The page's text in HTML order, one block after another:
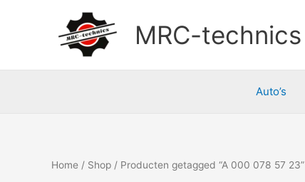
MRC-technics
Auto’s
Home / Shop / Producten getagged “A 000 078 57 23”